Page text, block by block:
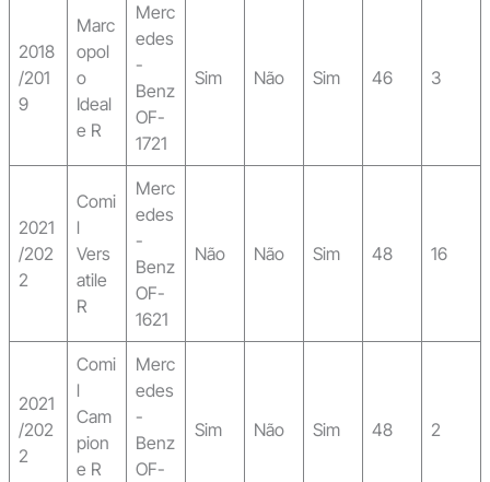
2018
/201
9
Marc
opol
o
Ideal
e R
Merc
edes
-
Benz
OF-
1721
Sim Não Sim 46 3
2021
/202
2
Comi
l
Vers
atile
R
Merc
edes
-
Benz
OF-
1621
Não Não Sim 48 16
2021
/202
2
Comi
l
Cam
pion
e R
Merc
edes
-
Benz
OF-
Sim Não Sim 48 2